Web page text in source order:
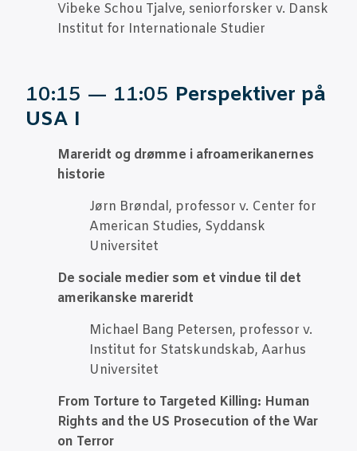
Vibe­ke Schou Tjal­ve, seni­o­r­for­sker v. Dansk
Insti­tut for Inter­na­tio­na­le Studier
10:15 — 11:05 Per­spek­ti­ver på
USA I
Mare­ridt og drøm­me i afro­a­me­ri­ka­ner­nes
historie
Jørn Brøn­dal, pro­fes­sor v. Cen­ter for
Ame­ri­can Stu­di­es, Syd­dansk
Universitet
De soci­a­le medi­er som et vin­due til det
ame­ri­kan­ske mareridt
Micha­el Bang Peter­sen, pro­fes­sor v.
Insti­tut for Statskund­skab, Aar­hus
Universitet
From Tor­tu­re to Tar­ge­ted Kil­ling: Human
Rights and the US Pro­secu­tion of the War
on Terror